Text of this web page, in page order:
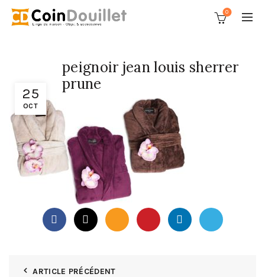
0
25
OCT
peignoir jean louis sherrer
prune
ARTICLE PRÉCÉDENT